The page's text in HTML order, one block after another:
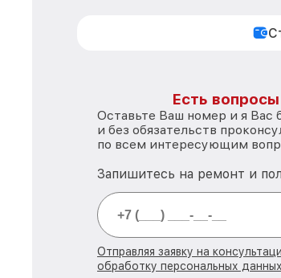
Есть
Оставьте Ваш номер и я Вас
и без обязательств
по всем интересующим
Запишитесь на ремонт и
Отправляя заявку на
обработку персональных данных